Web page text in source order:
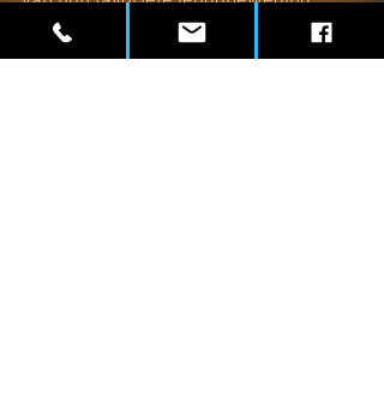
Ondertussen zitten er al veel kindjes
van Kolv’ers in de KSA en ook in de